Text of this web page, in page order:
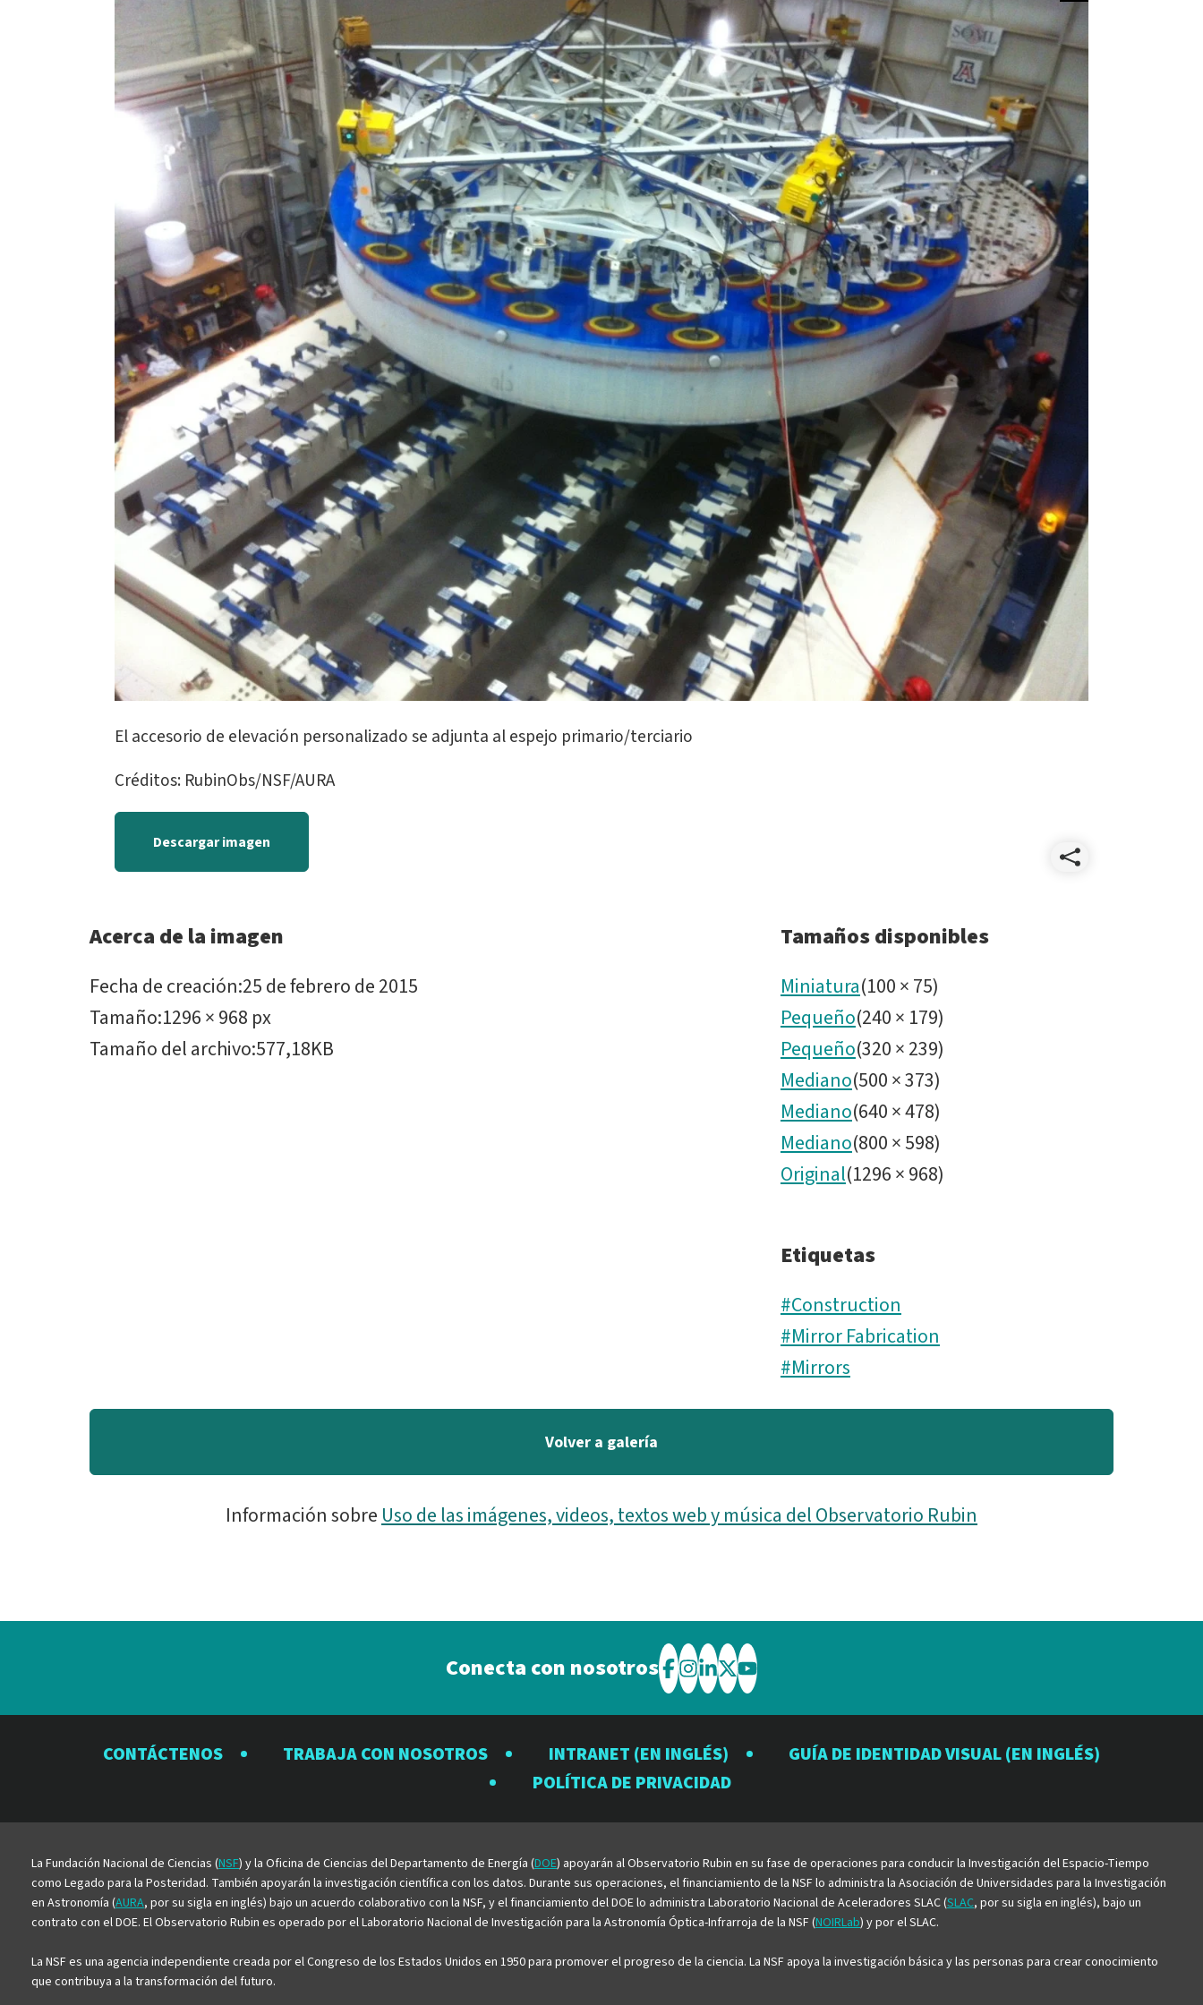
El accesorio de elevación personalizado se adjunta al espejo primario/terciario
Créditos: RubinObs/NSF/AURA
Descargar imagen
Acerca de la imagen
Fecha de creación:25 de febrero de 2015
Tamaño:1296 × 968 px
Tamaño del archivo:577,18KB
Tamaños disponibles
Miniatura(100×75)
Pequeño(240× 179)
Pequeño(320×239)
Mediano(500×373)
Mediano(640×478)
Mediano(800×598)
Original(1296×968)
Etiquetas
#Construction
#Mirror Fabrication
#Mirrors
Volver a galería
Información sobre Uso de las imágenes, videos, textos web y música del Observatorio Rubin
Conecta con nosotros Visite
el
Observatorio
Rubin
Visite
el
Observatorio
Rubin
Visite
el
Observatorio
Rubin
Visite
el
Observatorio
Rubin
Visite
el
Observatorio
CONTÁCTENOS TRABAJA CON NOSOTROS INTRANET (EN INGLÉS)
GUÍA DE IDENTIDAD VISUAL (EN INGLÉS)
POLÍTICA DE PRIVACIDAD
La Fundación Nacional de Ciencias (NSF) y la Oficina de Ciencias del Departamento de Energía (DOE) apoyarán al Observatorio Rubin en su fase de operaciones para conducir la Investigación del Espacio-Tiempo
como Legado para la Posteridad. También apoyarán la investigación científica con los datos. Durante sus operaciones, el financiamiento de la NSF lo administra la Asociación de Universidades para la Investigación
en Astronomía (AURA, por su sigla en inglés) bajo un acuerdo colaborativo con la NSF, y el financiamiento del DOE lo administra Laboratorio Nacional de Aceleradores SLAC (SLAC, por su sigla en inglés), bajo un
contrato con el DOE. El Observatorio Rubin es operado por el Laboratorio Nacional de Investigación para la Astronomía Óptica-Infrarroja de la NSF (NOIRLab) y por el SLAC.
La NSF es una agencia independiente creada por el Congreso de los Estados Unidos en 1950 para promover el progreso de la ciencia. La NSF apoya la investigación básica y las personas para crear conocimiento
que contribuya a la transformación del futuro.